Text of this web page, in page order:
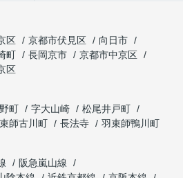
区 京都市伏見区
向日市
町 長岡京市
京都市中京区
区
町 字大山崎
松尾井戸町
師古川町 長法寺
羽束師鴨川町
阪急嵐山線